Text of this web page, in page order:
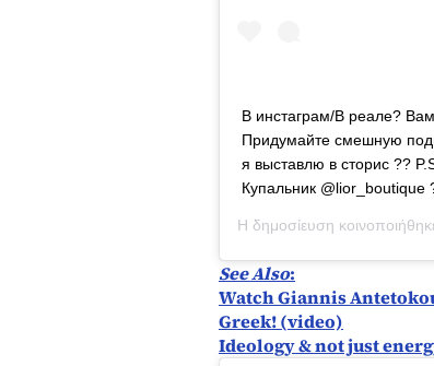
В инстаграм/В реале?
Придумайте смешную
я выставлю в сторис ??
Купальник @lior_boutique
Η δημοσίευση
See Also:
Watch Giannis
Greek! (video)
Ideology & not just